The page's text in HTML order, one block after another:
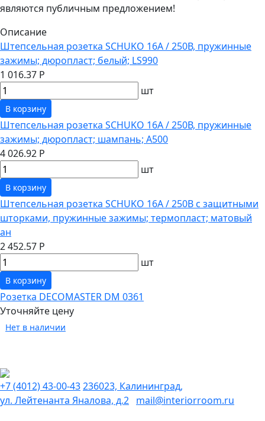
являются публичным предложением!
Описание
Штепсельная розетка SCHUKO 16А / 250В, пружинные
зажимы; дюропласт; белый; LS990
1 016.37 Р
шт
В корзину
Штепсельная розетка SCHUKO 16А / 250В, пружинные
зажимы; дюропласт; шампань; A500
4 026.92 Р
шт
В корзину
Штепсельная розетка SCHUKO 16А / 250В с защитными
шторками, пружинные зажимы; термопласт; матовый
ан
2 452.57 Р
шт
В корзину
Розетка DECOMASTER DM 0361
Уточняйте цену
Нет в наличии
+7 (4012) 43-00-43236023, Калининград,
ул. Лейтенанта Яналова, д.2 mail@interiorroom.ru